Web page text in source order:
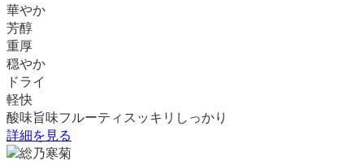
華やか
芳醇
重厚
穏やか
ドライ
軽快
酸味旨味フルーティ スッキリ しっかり
詳細を見る